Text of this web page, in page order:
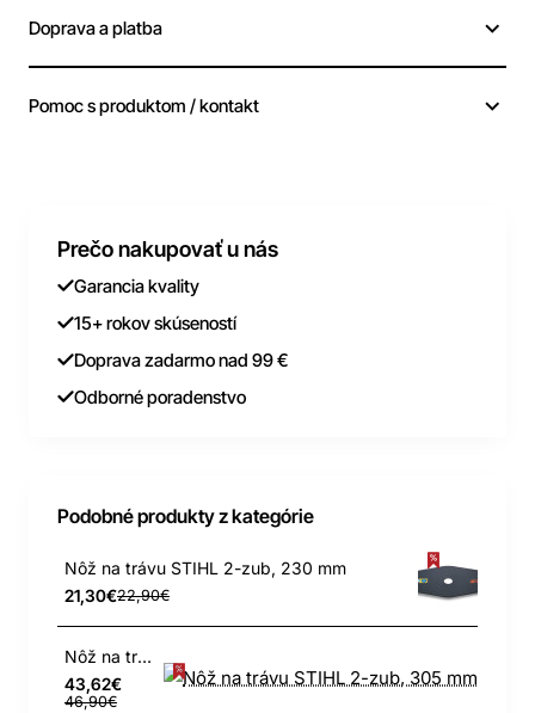
Doprava a platba
Pomoc s produktom / kontakt
Prečo nakupovať u nás
Garancia kvality
15+ rokov skúseností
Doprava zadarmo nad 99 €
Odborné poradenstvo
Podobné produkty z kategórie
Nôž na trávu STIHL 2-zub, 230 mm
21,30€22,90€
Nôž na trávu STIHL 2-zub, 305 mm
43,62€
46,90€